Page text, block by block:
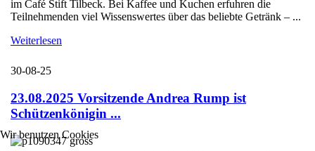
im Café Stift Tilbeck. Bei Kaffee und Kuchen erfuhren die
Teilnehmenden viel Wissenswertes über das beliebte Getränk – ...
Weiterlesen
30-08-25
23.08.2025 Vorsitzende Andrea Rump ist
Schützenkönigin ...
Wir benutzen Cookies